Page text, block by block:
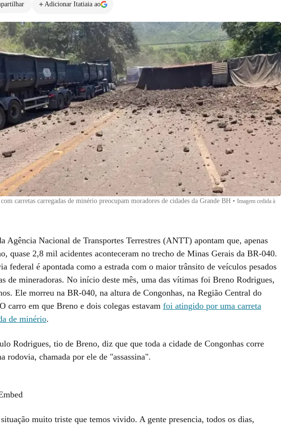
Adicionar Itatiaia ao
carretas carregadas de minério preocupam moradores de cidades da Grande BH • Imagem cedida à
Agência Nacional de Transportes Terrestres (ANTT) apontam que, apenas
quase 2,8 mil acidentes aconteceram no trecho de Minas Gerais da BR-040.
federal é apontada como a estrada com o maior trânsito de veículos pesados
de mineradoras. No início deste mês, uma das vítimas foi Breno Rodrigues,
Ele morreu na BR-040, na altura de Congonhas, na Região Central do
carro em que Breno e dois colegas estavam foi atingido por uma carreta
de minério.
Rodrigues, tio de Breno, diz que que toda a cidade de Congonhas corre
rodovia, chamada por ele de "assassina".
muito triste que temos vivido. A gente presencia, todos os dias,